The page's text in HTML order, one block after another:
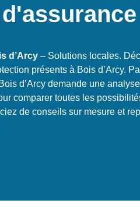
d’Arcy – Solutions locales.
présents à Bois d’Arcy.
d’Arcy demande une analyse
comparer toutes les
de conseils sur mesure et